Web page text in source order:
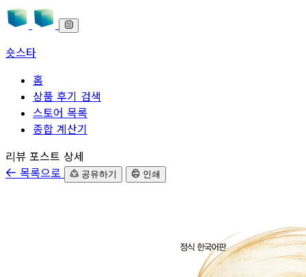
숏스타
홈
상품 후기 검색
스토어 목록
종합 계산기
본문으로 바로가기
리뷰 포스트 상세
목록으로
공유하기 인쇄